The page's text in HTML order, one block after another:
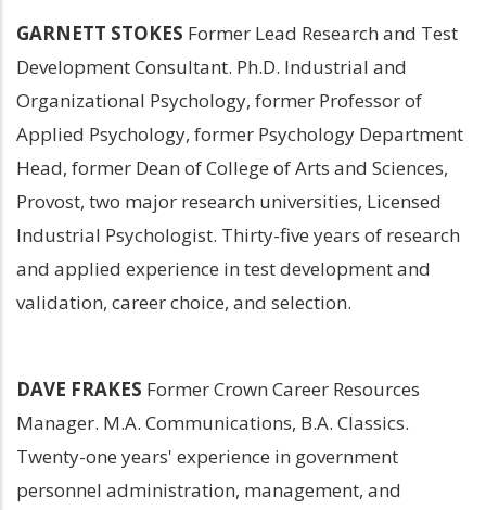
GARNETT STOKES Former Lead Research and Test
Development Consultant. Ph.D. Industrial and
Organizational Psychology, former Professor of
Applied Psychology, former Psychology Department
Head, former Dean of College of Arts and Sciences,
Provost, two major research universities, Licensed
Industrial Psychologist. Thirty-five years of research
and applied experience in test development and
validation, career choice, and selection.
DAVE FRAKES Former Crown Career Resources
Manager. M.A. Communications, B.A. Classics.
Twenty-one years' experience in government
personnel administration, management, and